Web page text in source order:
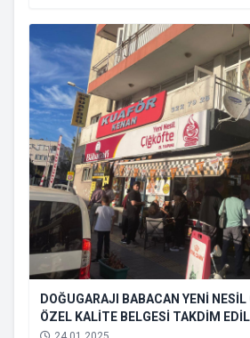
DOĞUGARAJI BABACAN YENİ NESİL
ÖZEL KALİTE BELGESİ TAKDİM